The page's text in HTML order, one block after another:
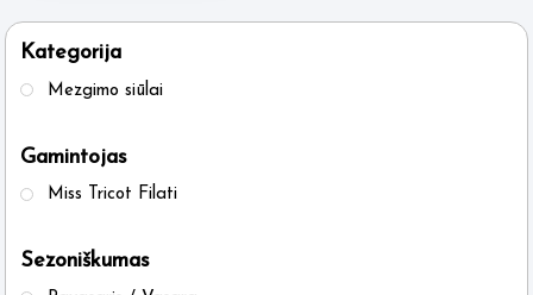
Kategorija
Mezgimo siūlai
Gamintojas
Miss Tricot Filati
Sezoniškumas